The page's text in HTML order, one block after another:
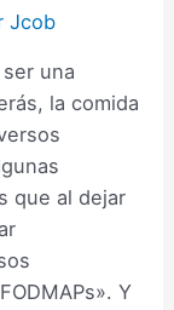
Jcob
una
la comida
que al dejar
Y